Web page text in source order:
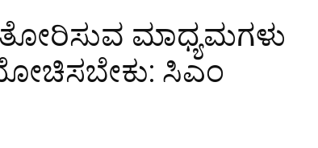
ತೋರಿಸುವ ಮಾಧ್ಯಮಗಳು
ಸಿಎಂ